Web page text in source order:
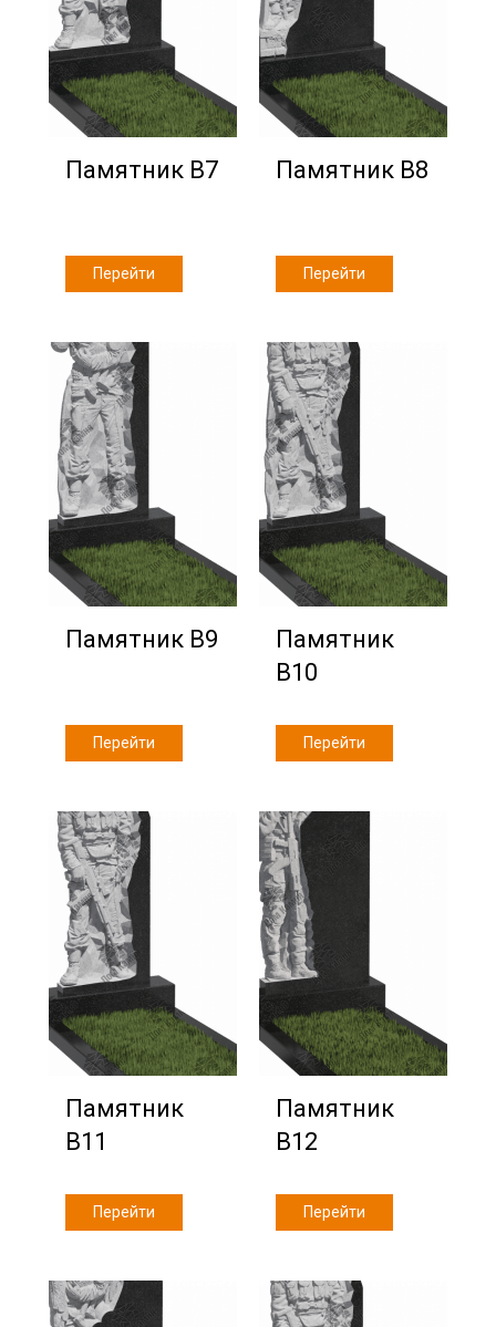
Памятник В7
Перейти
Памятник В8
Перейти
Памятник В9
Перейти
Памятник
В10
Перейти
Памятник
В11
Перейти
Памятник
В12
Перейти